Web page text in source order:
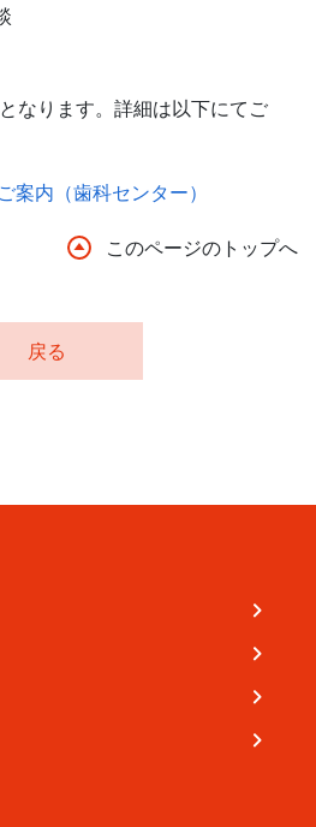
なります。詳細は以下にてご
案内（歯科センター）
このページのトップへ
戻る